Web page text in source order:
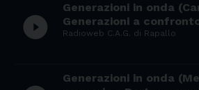
play_circle_filled
Generazioni in onda
Generazioni a
Radioweb C.A.G. di Rapallo
Generazioni in onda